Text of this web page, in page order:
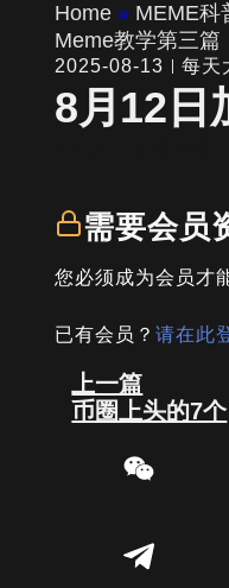
Home » MEME科
Meme教学第三篇
2025-08-13 每天
8月12日
需要会员
您必须成为会员才
已有会员？ 请在此
Prev
上一篇